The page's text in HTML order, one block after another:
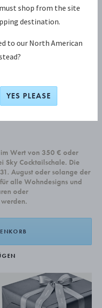
Bernadotte
Wert von 350 € oder
Sky Cocktailschale. Die
August oder solange der
alle Wohndesigns und
oder
shop from the site
destination.
to our North American
YES PLEASE